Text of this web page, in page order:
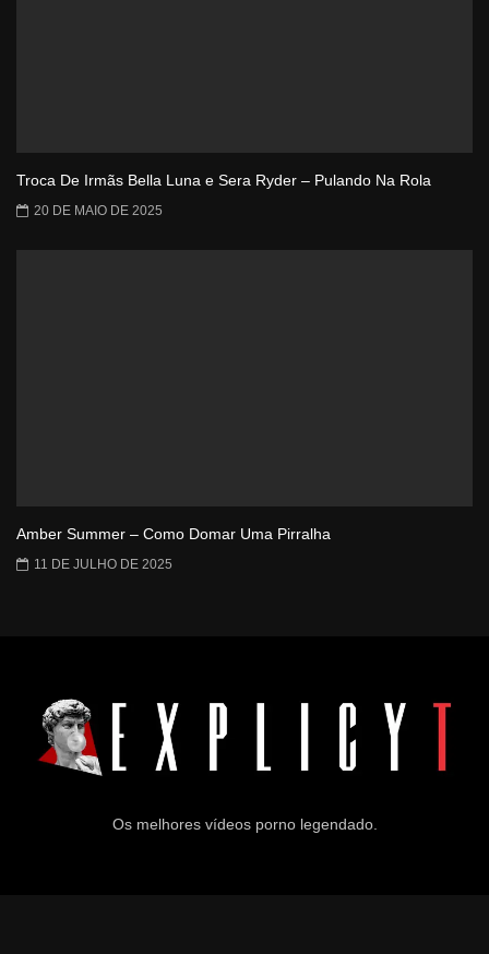
Troca De Irmãs Bella Luna e Sera Ryder – Pulando Na Rola
20 DE MAIO DE 2025
Amber Summer – Como Domar Uma Pirralha
11 DE JULHO DE 2025
Os melhores vídeos porno legendado.